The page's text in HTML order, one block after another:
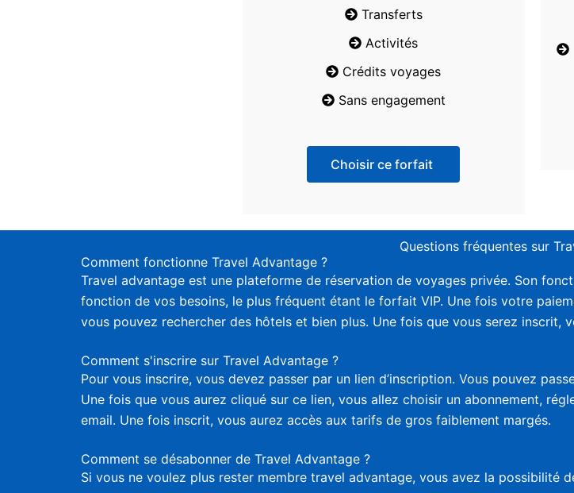
Transferts
Activités
Crédits voyages
Sans engagement
Choisir ce forfait
Questions fréquentes sur
Comment fonctionne Travel Advantage ?
Travel advantage est une plateforme de réservation de voyages privée. Son
fonction de vos besoins, le plus fréquent étant le forfait VIP. Une fois votre
vous pouvez rechercher des hôtels et bien plus. Une fois que vous serez
Comment s'inscrire sur Travel Advantage ?
Pour vous inscrire, vous devez passer par un lien d’inscription. Vous pouvez
Une fois que vous aurez cliqué sur ce lien, vous allez choisir un abonnement,
email. Une fois inscrit, vous aurez accès aux tarifs de gros faiblement margés.
Comment se désabonner de Travel Advantage ?
Si vous ne voulez plus rester membre travel advantage, vous avez la possibilité